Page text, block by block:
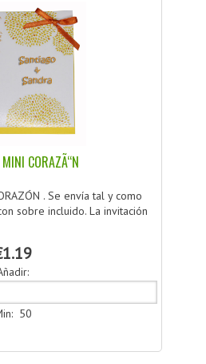
CORAZÃ“N
. Se envía tal y como
sobre incluido. La invitación
50